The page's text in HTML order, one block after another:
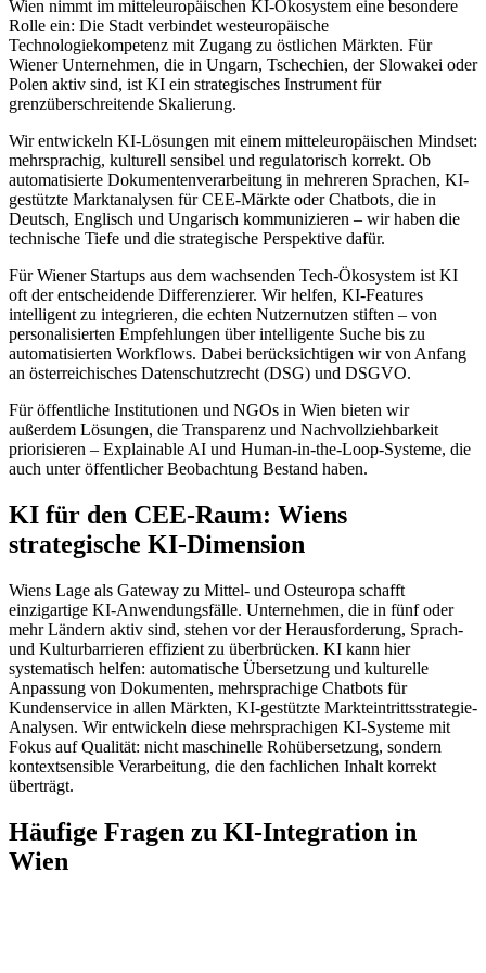
Wien nimmt im mitteleuropäischen KI-Ökosystem eine besondere
Rolle ein: Die Stadt verbindet westeuropäische
Technologiekompetenz mit Zugang zu östlichen Märkten. Für
Wiener Unternehmen, die in Ungarn, Tschechien, der Slowakei oder
Polen aktiv sind, ist KI ein strategisches Instrument für
grenzüberschreitende Skalierung.
Wir entwickeln KI-Lösungen mit einem mitteleuropäischen Mindset:
mehrsprachig, kulturell sensibel und regulatorisch korrekt. Ob
automatisierte Dokumentenverarbeitung in mehreren Sprachen, KI-
gestützte Marktanalysen für CEE-Märkte oder Chatbots, die in
Deutsch, Englisch und Ungarisch kommunizieren – wir haben die
technische Tiefe und die strategische Perspektive dafür.
Für Wiener Startups aus dem wachsenden Tech-Ökosystem ist KI
oft der entscheidende Differenzierer. Wir helfen, KI-Features
intelligent zu integrieren, die echten Nutzernutzen stiften – von
personalisierten Empfehlungen über intelligente Suche bis zu
automatisierten Workflows. Dabei berücksichtigen wir von Anfang
an österreichisches Datenschutzrecht (DSG) und DSGVO.
Für öffentliche Institutionen und NGOs in Wien bieten wir
außerdem Lösungen, die Transparenz und Nachvollziehbarkeit
priorisieren – Explainable AI und Human-in-the-Loop-Systeme, die
auch unter öffentlicher Beobachtung Bestand haben.
KI für den CEE-Raum: Wiens
strategische KI-Dimension
Wiens Lage als Gateway zu Mittel- und Osteuropa schafft
einzigartige KI-Anwendungsfälle. Unternehmen, die in fünf oder
mehr Ländern aktiv sind, stehen vor der Herausforderung, Sprach-
und Kulturbarrieren effizient zu überbrücken. KI kann hier
systematisch helfen: automatische Übersetzung und kulturelle
Anpassung von Dokumenten, mehrsprachige Chatbots für
Kundenservice in allen Märkten, KI-gestützte Markteintrittsstrategie-
Analysen. Wir entwickeln diese mehrsprachigen KI-Systeme mit
Fokus auf Qualität: nicht maschinelle Rohübersetzung, sondern
kontextsensible Verarbeitung, die den fachlichen Inhalt korrekt
überträgt.
Häufige Fragen zu KI-Integration in
Wien